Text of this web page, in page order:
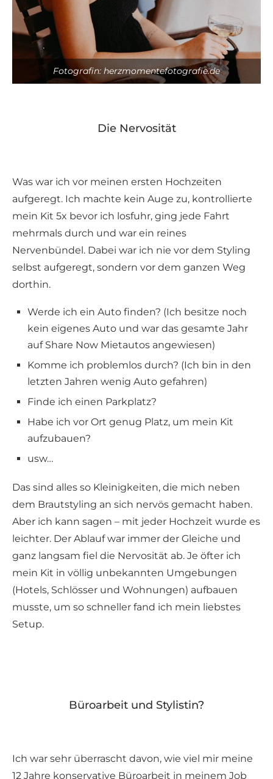
Fotografin: herzmomentefotografie.de
Die Nervosität
Was war ich vor meinen ersten Hochzeiten
aufgeregt. Ich machte kein Auge zu, kontrollierte
mein Kit 5x bevor ich losfuhr, ging jede Fahrt
mehrmals durch und war ein reines
Nervenbündel. Dabei war ich nie vor dem Styling
selbst aufgeregt, sondern vor dem ganzen Weg
dorthin.
Werde ich ein Auto finden? (Ich besitze noch
kein eigenes Auto und war das gesamte Jahr
auf Share Now Mietautos angewiesen)
Komme ich problemlos durch? (Ich bin in den
letzten Jahren wenig Auto gefahren)
Finde ich einen Parkplatz?
Habe ich vor Ort genug Platz, um mein Kit
aufzubauen?
usw…
Das sind alles so Kleinigkeiten, die mich neben
dem Brautstyling an sich nervös gemacht haben.
Aber ich kann sagen – mit jeder Hochzeit wurde es
leichter. Der Ablauf war immer der Gleiche und
ganz langsam fiel die Nervosität ab. Je öfter ich
mein Kit in völlig unbekannten Umgebungen
(Hotels, Schlösser und Wohnungen) aufbauen
musste, um so schneller fand ich mein liebstes
Setup.
Büroarbeit und Stylistin?
Ich war sehr überrascht davon, wie viel mir meine
12 Jahre konservative Büroarbeit in meinem Job